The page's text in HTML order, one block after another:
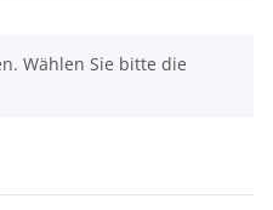
Wählen Sie bitte die